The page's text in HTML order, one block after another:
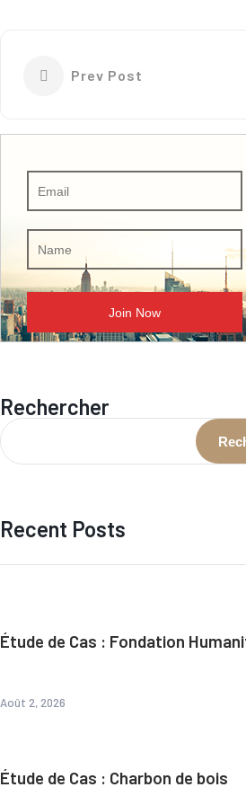
Prev Post
Rechercher
Recent Posts
Étude de Cas : Fondation
Août 2, 2026
Étude de Cas : Charbon de bois